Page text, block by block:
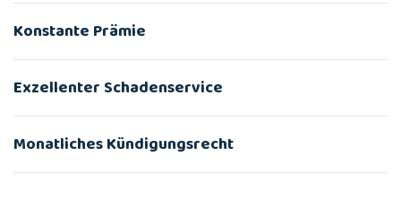
Konstante Prämie
Exzellenter Schadenservice
Monatliches Kündigungsrecht